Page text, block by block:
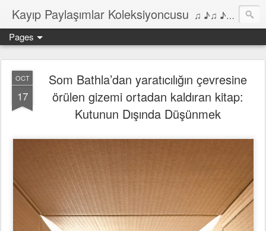
Kayıp Paylaşımlar Koleksiyoncusu ♫ ♪♫ ♪ ♫ ♪♫ ♪•♫♪ 2006'dan bu yana Film, Dizi, Müzik ve Kitaplar üzerine Yazılar Diyarı...
Pages
OCT
17
Som Bathla’dan yaratıcılığın çevresine
örülen gizemi ortadan kaldıran kitap:
Kutunun Dışında Düşünmek